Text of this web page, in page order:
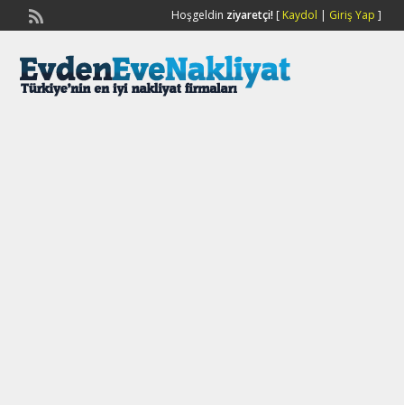
Hoşgeldin ziyaretçi![ Kaydol | Giriş Yap ]